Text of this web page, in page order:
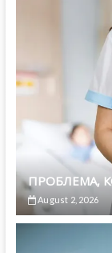
ПРОБЛЕМА,
August 2, 2026